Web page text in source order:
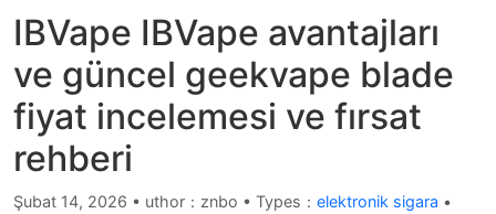
IBVape IBVape avantajları
ve güncel geekvape blade
fiyat incelemesi ve fırsat
rehberi
Şubat 14, 2026 • uthor：znbo • Types： elektronik sigara •